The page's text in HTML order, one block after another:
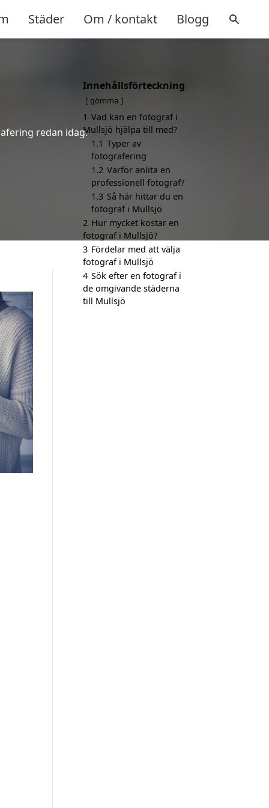
Städer Om / kontakt Blogg
redan idag.
Innehållsförteckning
gömma
1 Vad kan en fotograf i
Mullsjö hjälpa till med?
1.1 Typer av
fotografering
1.2 Varför anlita en
professionell fotograf?
1.3 Så här hittar du en
fotograf i Mullsjö
2 Hur mycket kostar en
fotograf i Mullsjö?
3 Fördelar med att välja
fotograf i Mullsjö
4 Sök efter en fotograf i
de omgivande städerna
till Mullsjö